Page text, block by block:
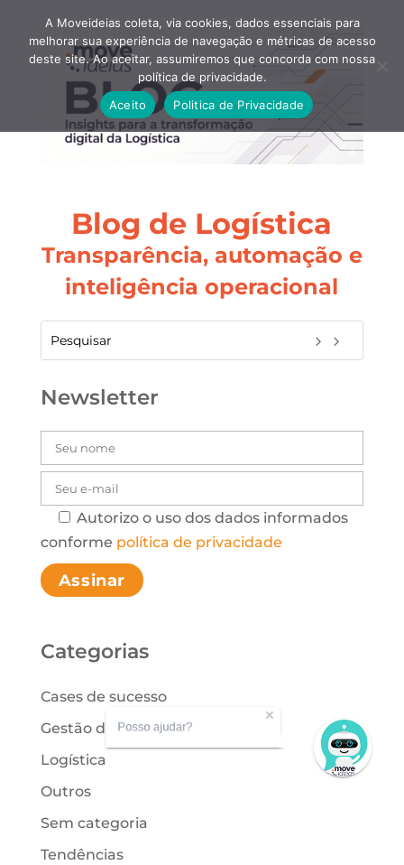
Blog de Logística
Transparência, automação e
inteligência operacional
Newsletter
Autorizo o uso dos dados informados
conforme política de privacidadePlease leave
Categorias
Cases de sucesso
Gestão de Processos
Logística
Outros
Sem categoria
Tendências
A Moveideias coleta, via cookies, dados essenciais para
melhorar sua experiência de navegação e métricas de acesso
deste site. Ao aceitar, assumiremos que concorda com nossa
política de privacidade.
Aceito
Politica de Privacidade
Posso ajudar?